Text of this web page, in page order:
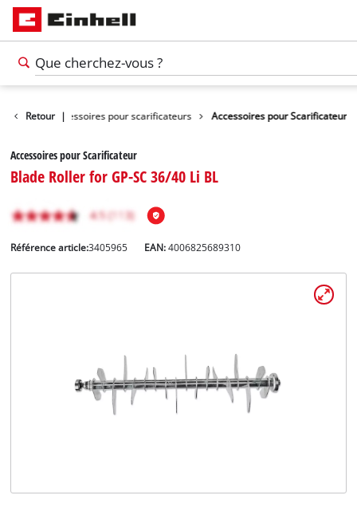
Retour |
Accessoires pour scarificateurs Accessoires pour Scarificateur
Accessoires pour Scarificateur
Blade Roller for GP-SC 36/40 Li BL
Référence article:3405965 EAN:4006825689310